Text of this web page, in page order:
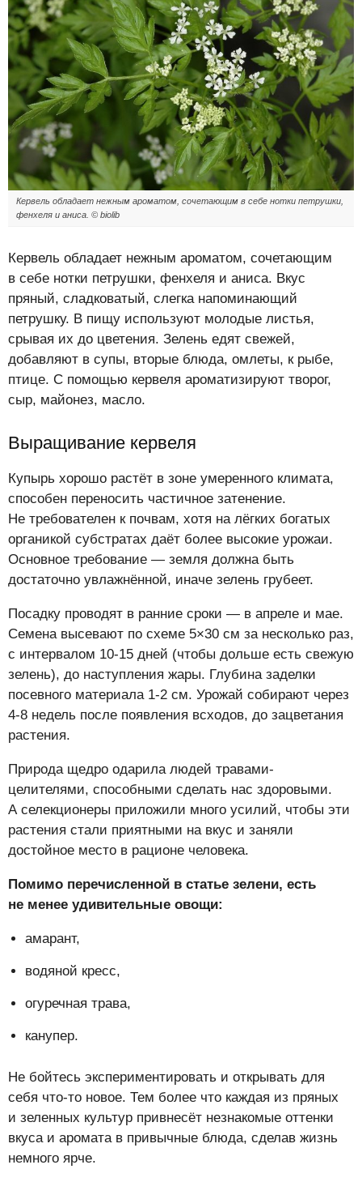
Кервель обладает нежным ароматом, сочетающим в себе нотки петрушки,
фенхеля и аниса. © biolib
Кервель обладает нежным ароматом, сочетающим
в себе нотки петрушки, фенхеля и аниса. Вкус
пряный, сладковатый, слегка напоминающий
петрушку. В пищу используют молодые листья,
срывая их до цветения. Зелень едят свежей,
добавляют в супы, вторые блюда, омлеты, к рыбе,
птице. С помощью кервеля ароматизируют творог,
сыр, майонез, масло.
Выращивание кервеля
Купырь хорошо растёт в зоне умеренного климата,
способен переносить частичное затенение.
Не требователен к почвам, хотя на лёгких богатых
органикой субстратах даёт более высокие урожаи.
Основное требование — земля должна быть
достаточно увлажнённой, иначе зелень грубеет.
Посадку проводят в ранние сроки — в апреле и мае.
Семена высевают по схеме 5×30 см за несколько раз,
с интервалом 10-15 дней (чтобы дольше есть свежую
зелень), до наступления жары. Глубина заделки
посевного материала 1-2 см. Урожай собирают через
4-8 недель после появления всходов, до зацветания
растения.
Природа щедро одарила людей травами-
целителями, способными сделать нас здоровыми.
А селекционеры приложили много усилий, чтобы эти
растения стали приятными на вкус и заняли
достойное место в рационе человека.
Помимо перечисленной в статье зелени, есть
не менее удивительные овощи:
амарант,
водяной кресс,
огуречная трава,
канупер.
Не бойтесь экспериментировать и открывать для
себя что-то новое. Тем более что каждая из пряных
и зеленных культур привнесёт незнакомые оттенки
вкуса и аромата в привычные блюда, сделав жизнь
немного ярче.